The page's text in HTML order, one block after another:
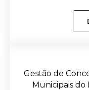
Gestão de
Municipais do